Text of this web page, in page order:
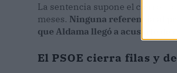
La sentencia supone el cierre
meses. Ninguna referencia al
que Aldama llegó a acusarle de
El PSOE cierra filas y